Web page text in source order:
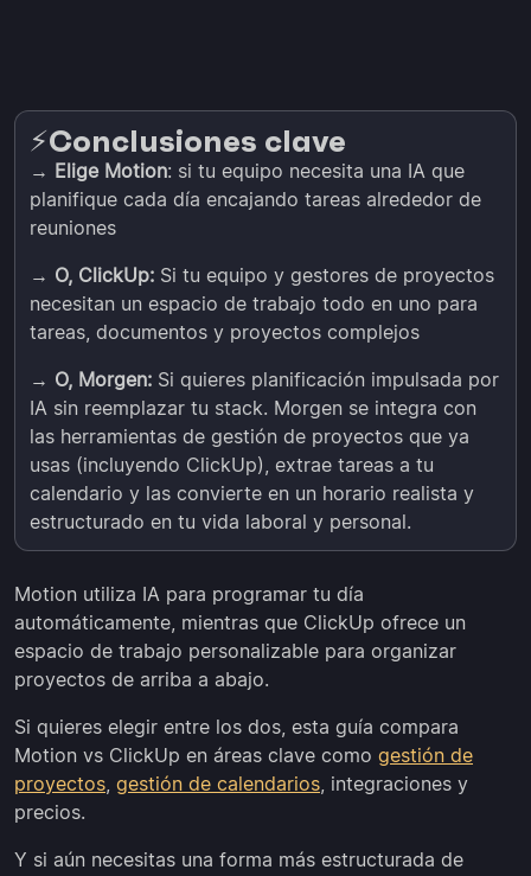
⚡️Conclusiones clave
→ Elige Motion: si tu equipo necesita una IA que
planifique cada día encajando tareas alrededor de
reuniones
→ O, ClickUp: Si tu equipo y gestores de proyectos
necesitan un espacio de trabajo todo en uno para
tareas, documentos y proyectos complejos
→ O, Morgen: Si quieres planificación impulsada por
IA sin reemplazar tu stack. Morgen se integra con
las herramientas de gestión de proyectos que ya
usas (incluyendo ClickUp), extrae tareas a tu
calendario y las convierte en un horario realista y
estructurado en tu vida laboral y personal.
Motion utiliza IA para programar tu día
automáticamente, mientras que ClickUp ofrece un
espacio de trabajo personalizable para organizar
proyectos de arriba a abajo.
Si quieres elegir entre los dos, esta guía compara
Motion vs ClickUp en áreas clave como gestión de
proyectos, gestión de calendarios, integraciones y
precios.
Y si aún necesitas una forma más estructurada de